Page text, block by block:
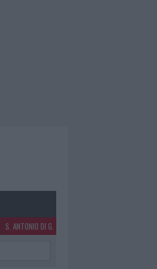
S. ANTONIO DI G.